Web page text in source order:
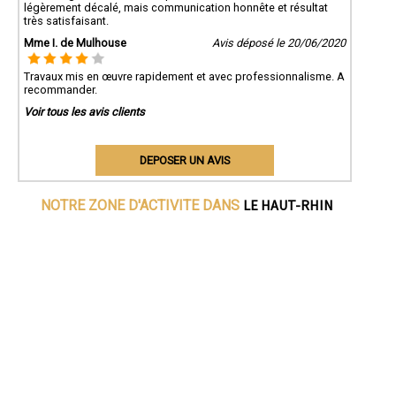
légèrement décalé, mais communication honnête et résultat
très satisfaisant.
Mme I. de Mulhouse
Avis déposé le 20/06/2020
Travaux mis en œuvre rapidement et avec professionnalisme. A
recommander.
Voir tous les avis clients
DEPOSER UN AVIS
NOTRE ZONE D'ACTIVITE DANS LE HAUT-RHIN